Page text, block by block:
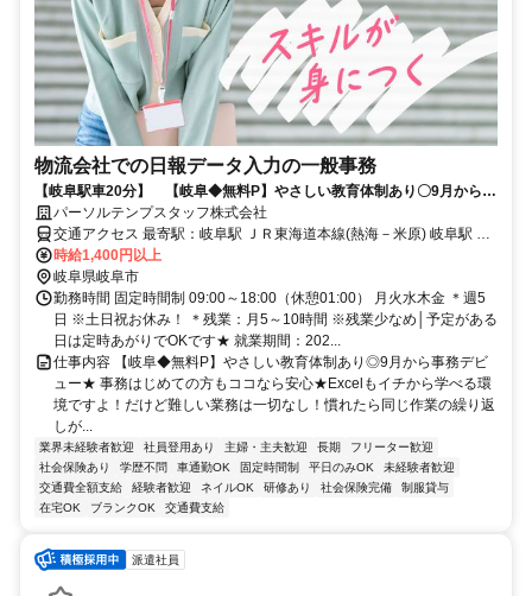
物流会社での日報データ入力の一般事務
【岐阜駅車20分】 【岐阜◆無料P】やさしい教育体制あり〇9月から事
務デビュー！
パーソルテンプスタッフ株式会社
交通アクセス 最寄駅：岐阜駅 ＪＲ東海道本線(熱海－米原) 岐阜駅 車
20分 車通勤可能 ※敷地内に無料の駐車場あり◎
時給1,400円以上
岐阜県岐阜市
勤務時間 固定時間制 09:00～18:00（休憩01:00） 月火水木金 ＊週5
日 ※土日祝お休み！ ＊残業：月5～10時間 ※残業少なめ│予定がある
日は定時あがりでOKです★ 就業期間：202...
仕事内容 【岐阜◆無料P】やさしい教育体制あり◎9月から事務デビ
ュー★ 事務はじめての方もココなら安心★Excelもイチから学べる環
境ですよ！だけど難しい業務は一切なし！慣れたら同じ作業の繰り返
しが...
業界未経験者歓迎 社員登用あり 主婦・主夫歓迎 長期
フリーター歓迎
社会保険あり
学歴不問 車通勤OK 固定時間制 平日のみOK
未経験者歓迎
交通費全額支給
経験者歓迎 ネイルOK 研修あり 社会保険完備
制服貸与
在宅OK
ブランクOK 交通費支給
派遣社員